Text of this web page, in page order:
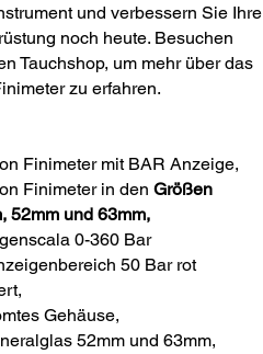
und verbessern Sie Ihre
noch heute. Besuchen
Tauchshop, um mehr über das
zu erfahren.
Finimeter mit BAR Anzeige,
Finimeter in den Größen
52mm und 63mm,
0-360 Bar
50 Bar rot
Gehäuse,
52mm und 63mm,